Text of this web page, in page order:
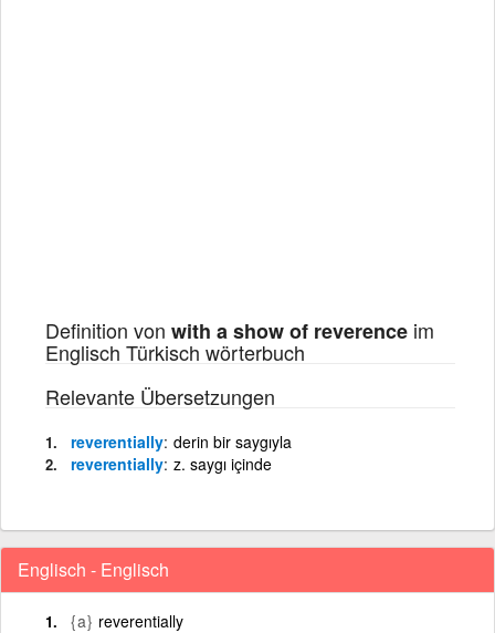
Definition von with a show of reverence im
Englisch Türkisch wörterbuch
Relevante Übersetzungen
reverentially derin bir saygıyla
reverentially z. saygı içinde
Englisch - Englisch
{a} reverentially